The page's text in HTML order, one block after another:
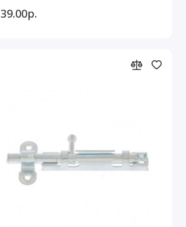
39.00р.